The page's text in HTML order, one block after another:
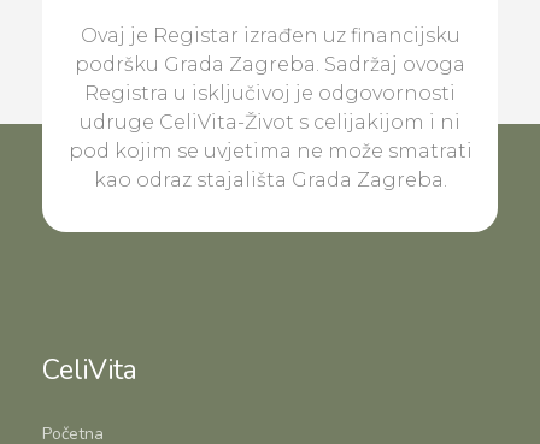
Ovaj je Registar izrađen uz financijsku
podršku Grada Zagreba. Sadržaj ovoga
Registra u isključivoj je odgovornosti
udruge CeliVita-Život s celijakijom i ni
pod kojim se uvjetima ne može smatrati
kao odraz stajališta Grada Zagreba.
CeliVita
Početna